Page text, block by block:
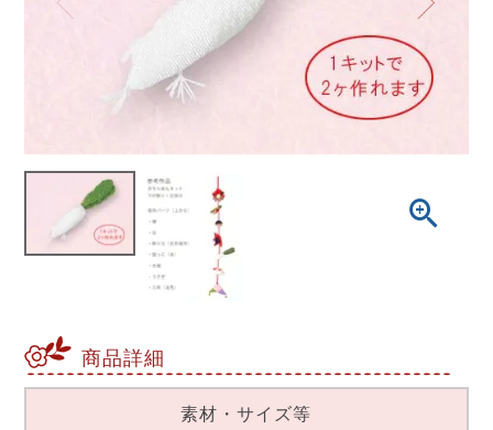
商品詳細
素材・サイズ等